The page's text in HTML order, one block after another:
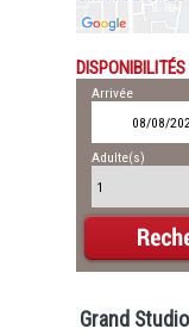
Arrivée
Adulte(s)
Grand